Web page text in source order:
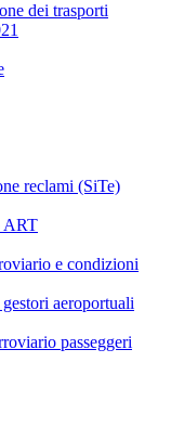
dei trasporti
reclami (SiTe)
ART
e condizioni
aeroportuali
passeggeri